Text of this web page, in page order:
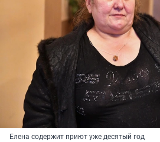
Елена содержит приют уже десятый год